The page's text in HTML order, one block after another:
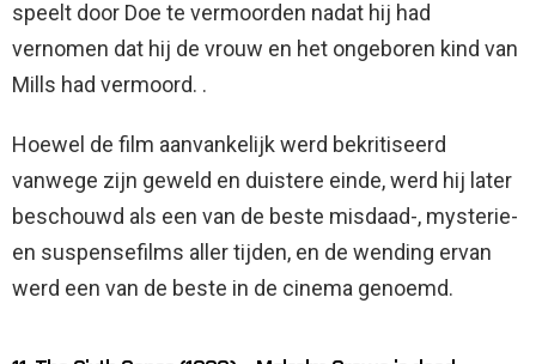
speelt door Doe te vermoorden nadat hij had
vernomen dat hij de vrouw en het ongeboren kind van
Mills had vermoord. .
Hoewel de film aanvankelijk werd bekritiseerd
vanwege zijn geweld en duistere einde, werd hij later
beschouwd als een van de beste misdaad-, mysterie-
en suspensefilms aller tijden, en de wending ervan
werd een van de beste in de cinema genoemd.